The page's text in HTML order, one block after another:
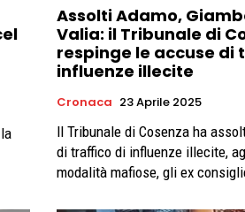
Assolti Adamo,
Valia: il Tribunale di
respinge le accuse di
influenze illecite
Cronaca 23 Aprile 2025
ll Tribunale di Cosenza ha
di traffico di influenze illecite,
modalità mafiose, gli ex